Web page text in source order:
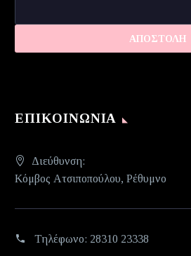
ΕΠΙΚΟΙΝΩΝΊΑ
Διεύθυνση:
Κόμβος Ατσιποπούλου, Ρέθυμνο
Τηλέφωνο: 28310 23338